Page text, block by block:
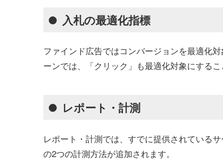
入札の最適化指標
ファインド広告ではコンバージョンを最適化
ーンでは、「クリック」も最適化対象にする
レポート・計測
レポート・計測では、すでに提供されている
の2つの計測方法が追加されます。